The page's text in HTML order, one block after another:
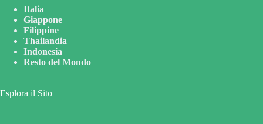
Italia
Giappone
Filippine
Thailandia
Indonesia
Resto del Mondo
Esplora il Sito